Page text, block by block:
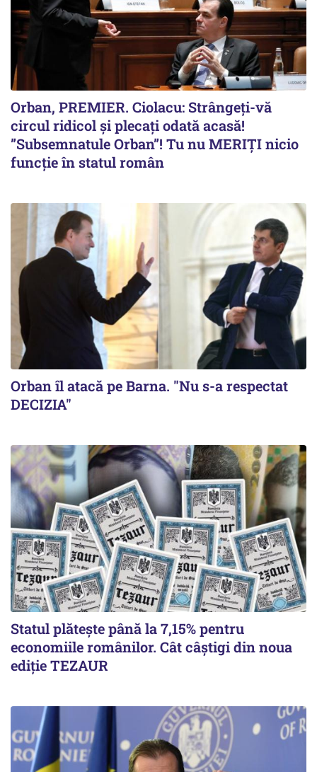
Orban, PREMIER. Ciolacu: Strângeți-vă
circul ridicol și plecați odată acasă!
”Subsemnatule Orban”! Tu nu MERIȚI nicio
funcție în statul român
Orban îl atacă pe Barna. "Nu s-a respectat
DECIZIA"
Statul plătește până la 7,15% pentru
economiile românilor. Cât câștigi din noua
ediție TEZAUR